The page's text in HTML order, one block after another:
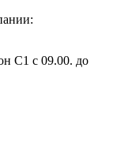
С1 с 09.00. до